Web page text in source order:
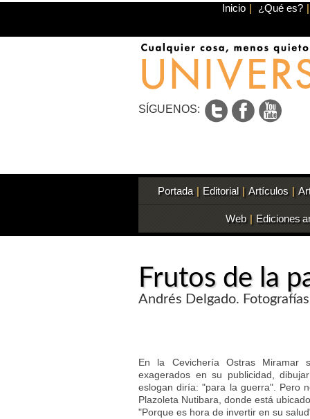
Inicio | ¿Qué es? |
SÍGUENOS:
Portada | Editorial | Artículos |
Web | Ediciones
Frutos de la
Andrés Delgado.
En la Cevichería Ostras Miramar
exagerados en su publicidad,
eslogan diría: "para la guerra". Pero
Plazoleta Nutibara, donde está
"Porque es hora de invertir en su